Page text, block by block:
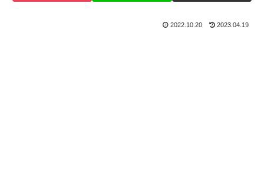
2022.10.20 2023.04.19